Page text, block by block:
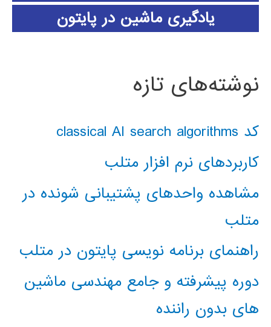
یادگیری ماشین در پایتون
نوشته‌های تازه
کد classical AI search algorithms
کاربردهای نرم افزار متلب
مشاهده واحدهای پشتیبانی شونده در
متلب
راهنمای برنامه نویسی پایتون در متلب
دوره پیشرفته و جامع مهندسی ماشین
های بدون راننده